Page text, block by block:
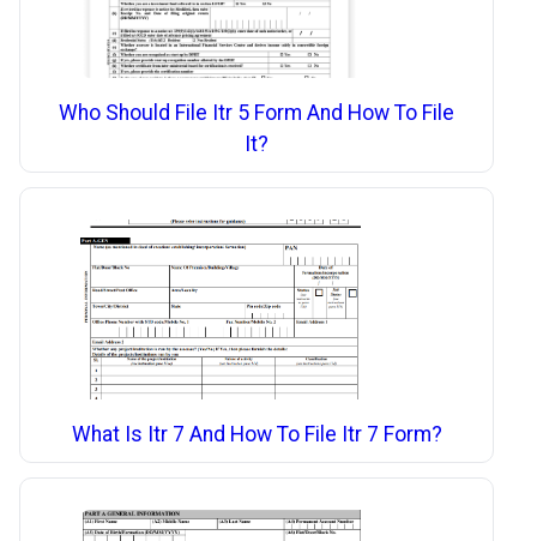
Who Should File Itr 5 Form And How To File
It?
What Is Itr 7 And How To File Itr 7 Form?